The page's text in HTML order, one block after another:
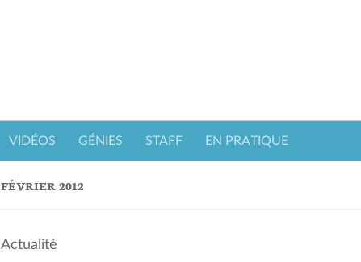
VIDÉOS GÉNIES STAFF EN PRATIQUE
FÉVRIER 2012
Actualité